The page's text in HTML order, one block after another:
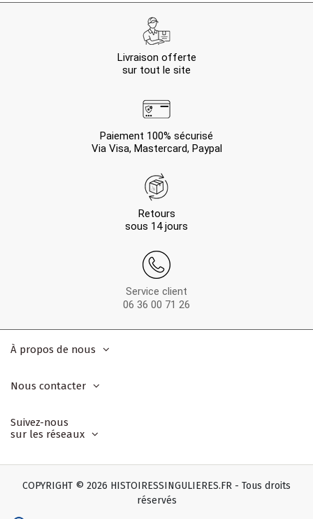
Livraison offerte
sur tout le site
Paiement 100% sécurisé
Via Visa, Mastercard, Paypal
Retours
sous 14 jours
Service client
06 36 00 71 26
À propos de nous
Nous contacter
Suivez-nous
sur les réseaux
COPYRIGHT © 2026 HISTOIRESSINGULIERES.FR - Tous droits
réservés